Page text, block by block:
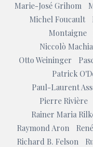
Marie-José Grihom
Michel Foucault
Montaigne
Niccolò
Otto Weininger
Patrick
Paul-Laurent
Pierre Rivière
Rainer Maria
Raymond Aron
Richard B. Felson